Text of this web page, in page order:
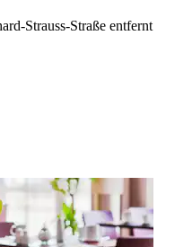
Strauss-Straße entfernt